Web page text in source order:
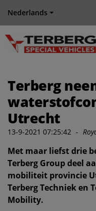
Nederlands
Terberg
Utrecht
13-9-2021 07:25:42 -
Met maar liefst drie
Terberg Group deel
mobiliteit provincie
Terberg Techniek en
Mobility.